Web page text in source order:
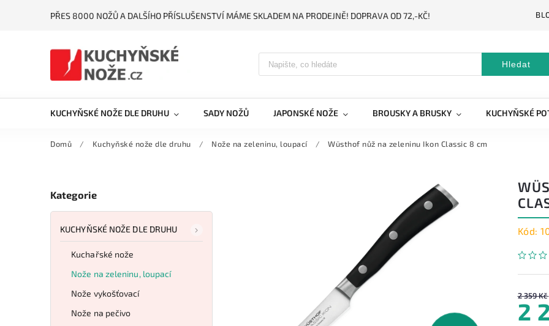
PŘES 8000 NOŽŮ A DALŠÍHO PŘÍSLUŠENSTVÍ MÁME SKLADEM NA PRODEJNĚ! DOPRAVA OD 72,-KČ!
Hledat
KUCHYŇSKÉ NOŽE DLE DRUHU SADY NOŽŮ JAPONSKÉ NOŽE BROUSKY A BRUSKY KUCHYŇSKÉ
Domů / Kuchyňské nože dle druhu / Nože na zeleninu, loupací / Wüsthof nůž na zeleninu Ikon Classic 8 cm
Kategorie
KUCHYŇSKÉ NOŽE DLE DRUHU
Kuchařské nože
Nože na zeleninu, loupací
Nože vykošťovací
Nože na pečivo
Kód:
2 359 Kč
2